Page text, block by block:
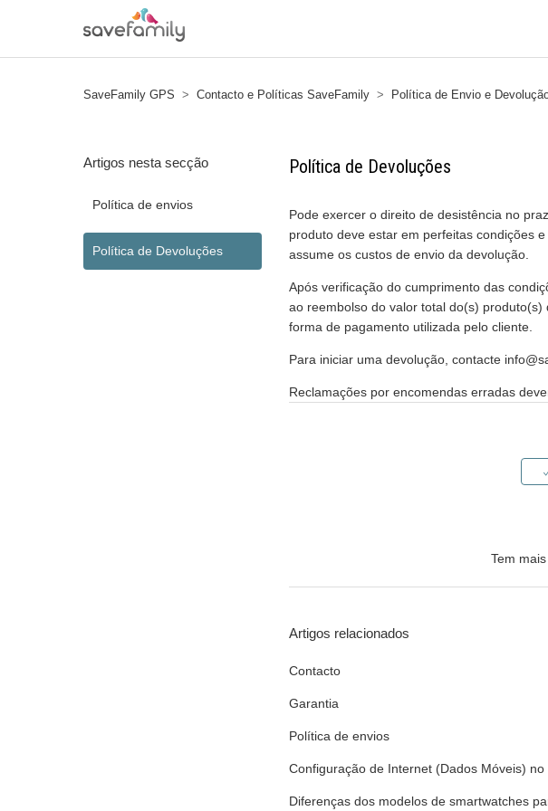
SaveFamily GPS Contacto e Políticas SaveFamily Política de Envio e
Artigos nesta secção
Política de envios
Política de Devoluções
Política de Devoluções
Pode exercer o direito de desistência no
produto deve estar em perfeitas condições
assume os custos de envio da devolução.
Após verificação do cumprimento das
ao reembolso do valor total do(s)
forma de pagamento utilizada pelo cliente.
Para iniciar uma devolução, contacte
Reclamações por encomendas erradas
Tem
Artigos relacionados
Contacto
Garantia
Política de envios
Configuração de Internet (Dados Móveis)
Diferenças dos modelos de smartwatches